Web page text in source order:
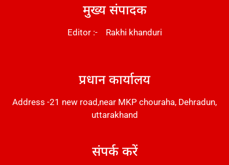
मुख्य संपादक
Editor :- Rakhi khanduri
प्रधान कार्यालय
Address -21 new road,near MKP chouraha, Dehradun,
uttarakhand
संपर्क करें